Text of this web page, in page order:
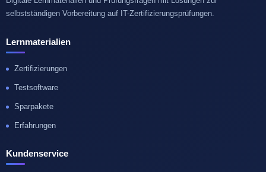
selbstständigen Vorbereitung auf IT-Zertifizierungsprüfungen.
Lernmaterialien
Zertifizierungen
Testsoftware
Sparpakete
Erfahrungen
Kundenservice